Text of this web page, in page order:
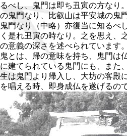
るべし、鬼門は即ち丑寅の方な
鬼門なり、比叡山は平安城の鬼
門なり（中略）亦復当に知るべ
是れ丑寅の時なり。之を思え、
意義の深さを述べられています。
とは、帰の意味を持ち、鬼門は
建てられている鬼門にも、また
は鬼門より帰入し、大坊の客殿
唱える時、即身成仏を遂げるので